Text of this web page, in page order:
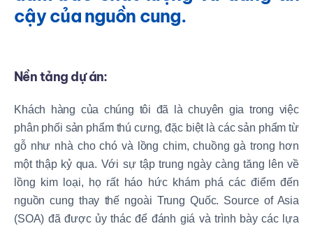
cậy của nguồn cung.
Nền tảng dự án:
Khách hàng của chúng tôi đã là chuyên gia trong việc
phân phối sản phẩm thú cưng, đặc biệt là các sản phẩm từ
gỗ như nhà cho chó và lồng chim, chuồng gà trong hơn
một thập kỷ qua. Với sự tập trung ngày càng tăng lên về
lồng kim loại, họ rất háo hức khám phá các điểm đến
nguồn cung thay thế ngoài Trung Quốc. Source of Asia
(SOA) đã được ủy thác để đánh giá và trình bày các lựa